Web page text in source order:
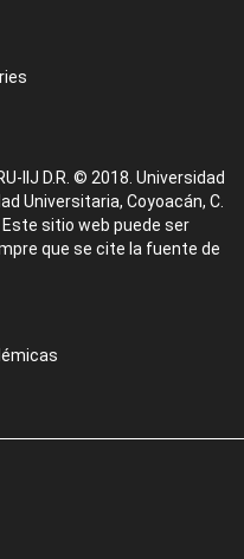
IIJ D.R. © 2018. Universidad
Universitaria, Coyoacán, C.
Este sitio web puede ser
que se cite la fuente de